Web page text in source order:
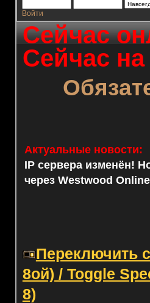
Войти
Сейчас
Сейчас на
Актуальные новости:
IP сервера изменён!
через Westwood
Переключить
8ой) / Toggle
8)